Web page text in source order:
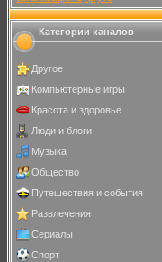
Категории каналов
Другое
Компьютерные игры
Красота и здоровье
Люди и блоги
Музыка
Общество
Путешествия и события
Развлечения
Сериалы
Спорт